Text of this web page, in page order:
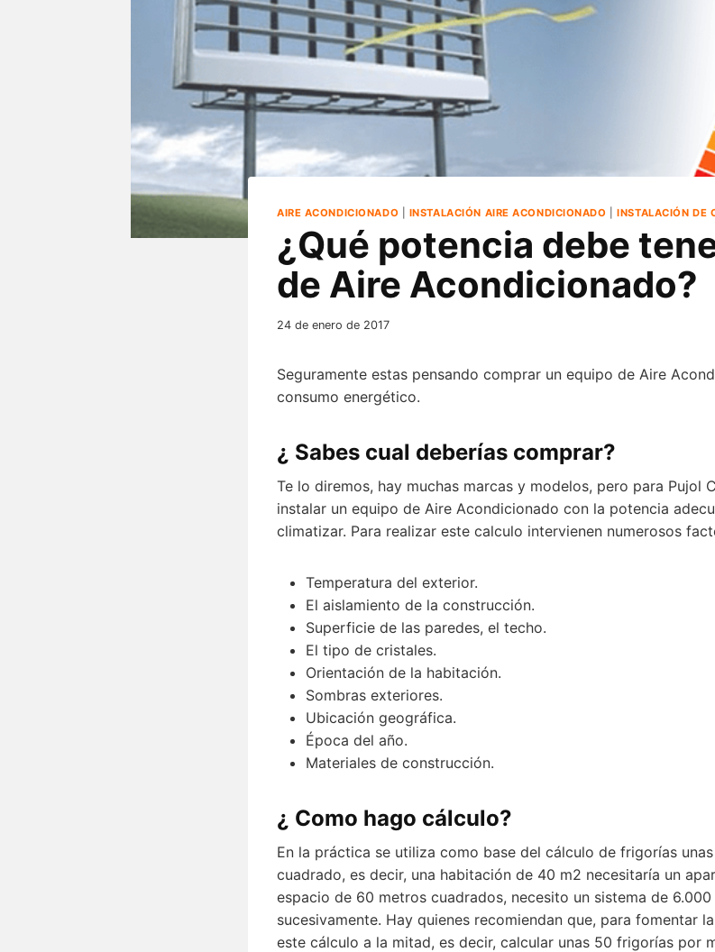
AIRE ACONDICIONADO INSTALACIÓN AIRE ACONDICIONADO |INSTALACIÓN DE
¿Qué potencia debe
de Aire Acondicionado?
24 de enero de 2017
Seguramente estas pensando comprar un equipo de Aire
consumo energético.
¿ Sabes cual deberías comprar?
Te lo diremos, hay muchas marcas y modelos, pero para Pujol
instalar un equipo de Aire Acondicionado con la potencia
climatizar. Para realizar este calculo intervienen numerosos
Temperatura del exterior.
El aislamiento de la construcción.
Superficie de las paredes, el techo.
El tipo de cristales.
Orientación de la habitación.
Sombras exteriores.
Ubicación geográfica.
Época del año.
Materiales de construcción.
¿ Como hago cálculo?
En la práctica se utiliza como base del cálculo de frigorías
cuadrado, es decir, una habitación de 40 m2 necesitaría un
espacio de 60 metros cuadrados, necesito un sistema de
sucesivamente. Hay quienes recomiendan que, para fomentar
este cálculo a la mitad, es decir, calcular unas 50 frigorías por